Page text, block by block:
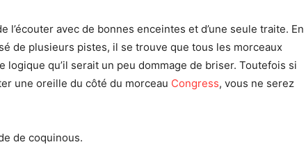
avec de bonnes enceintes et d’une seule traite. En
de plusieurs pistes, il se trouve que tous les morceaux
logique qu’il serait un peu dommage de briser. Toutefois si
une oreille du côté du morceau Congress, vous ne serez
de coquinous.